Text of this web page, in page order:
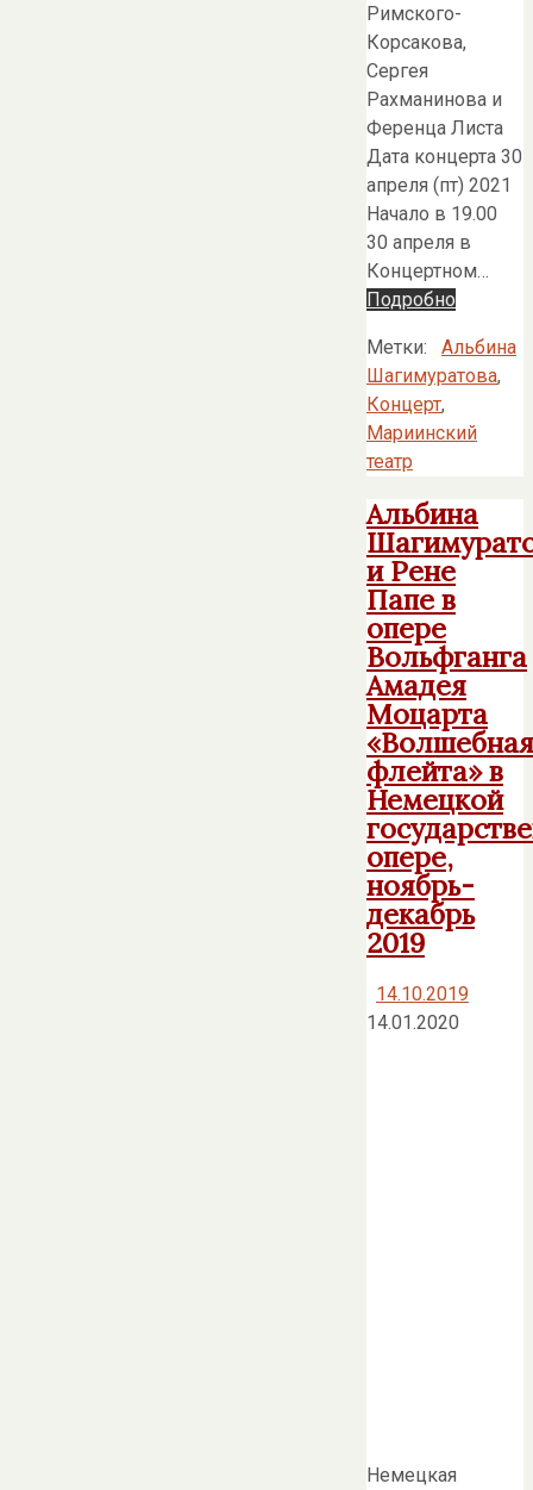
Римского-
Корсакова,
Сергея
Рахманинова и
Ференца Листа
Дата концерта 30
апреля (пт) 2021
Начало в 19.00
30 апреля в
Концертном…
Подробно
Метки:
Альбина
Шагимуратова,
Концерт,
Мариинский
театр
Альбина
и Рене
Папе в
опере
Вольфганга
Амадея
Моцарта
«Волшебная
флейта» в
Немецкой
опере,
ноябрь-
декабрь
2019
14.10.2019
14.01.2020
Немецкая